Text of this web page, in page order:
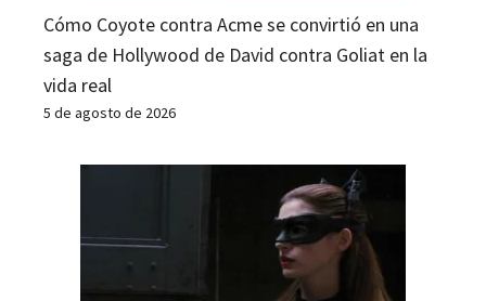
Cómo Coyote contra Acme se convirtió en una
saga de Hollywood de David contra Goliat en la
vida real
5 de agosto de 2026